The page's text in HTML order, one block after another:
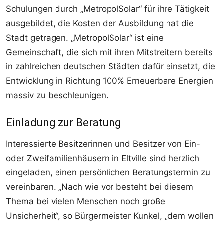
Schulungen durch „MetropolSolar“ für ihre Tätigkeit
ausgebildet, die Kosten der Ausbildung hat die
Stadt getragen. „MetropolSolar“ ist eine
Gemeinschaft, die sich mit ihren Mitstreitern bereits
in zahlreichen deutschen Städten dafür einsetzt, die
Entwicklung in Richtung 100% Erneuerbare Energien
massiv zu beschleunigen.
Einladung zur Beratung
Interessierte Besitzerinnen und Besitzer von Ein-
oder Zweifamilienhäusern in Eltville sind herzlich
eingeladen, einen persönlichen Beratungstermin zu
vereinbaren. „Nach wie vor besteht bei diesem
Thema bei vielen Menschen noch große
Unsicherheit“, so Bürgermeister Kunkel, „dem wollen